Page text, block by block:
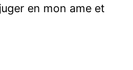
en mon ame et